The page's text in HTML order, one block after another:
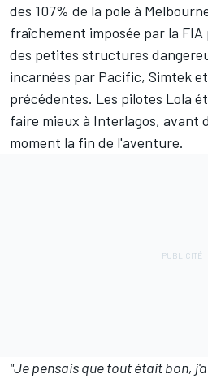
des 107% de la pole à
fraîchement imposée par la
des petites structures
incarnées par Pacific, Simtek
précédentes. Les pilotes Lola
faire mieux à Interlagos, avant
moment la fin de l'aventure.
"Je pensais que tout était bon,